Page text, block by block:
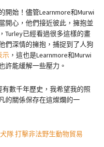
開始！儘管Learnmore和Murwi
開心，他們接近彼此，擁抱並
Turley已經看過很多這樣的畫
們深情的擁抱，捕捉到了人狗
示 ，這也是Learnmore和Murwi
許能緩解一些壓力。
數千年歷史，我希望我的照
的關係保存在這燦爛的一
隊 打擊非法野生動物貿易